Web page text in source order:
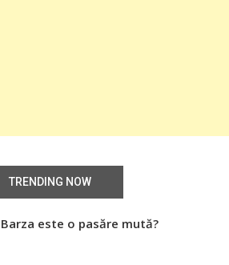
TRENDING NOW
este o pasăre mută?